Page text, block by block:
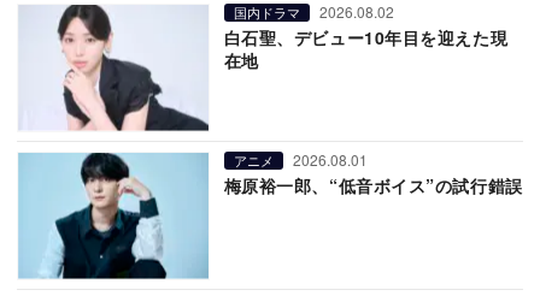
国内ドラマ 2026.08.02
白石聖、デビュー10年目を迎えた現
在地
アニメ 2026.08.01
梅原裕一郎、“低音ボイス”の試行錯誤